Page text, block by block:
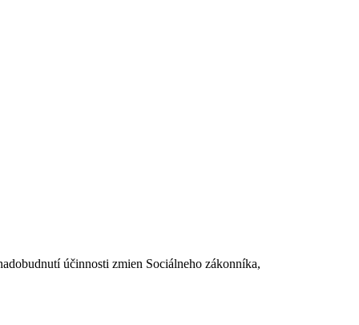
účinnosti zmien Sociálneho zákonníka,